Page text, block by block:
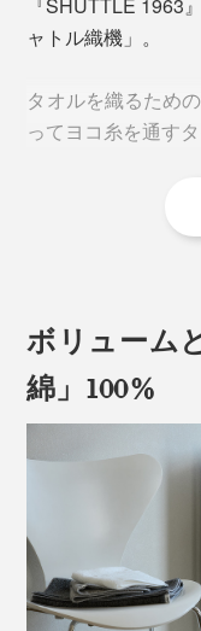
『SHUTTLE 1963
り、ともに各地を
チーフを図案化し
留学先のイギリス
何にも縛られずに
『SHUTTLE 1963
ャトル織機」。
タオルを織るため
ってヨコ糸を通す
この「シャトル織
ボリューム
綿」100%